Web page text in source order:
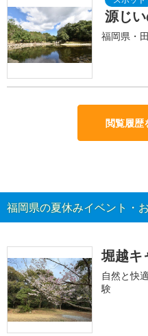
源じ
福岡県・
閲覧履歴
福岡県の夏休みイベント・
堀越キ
自然と快
験